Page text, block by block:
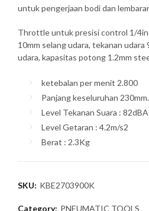
untuk pengerjaan bodi dan
Throttle untuk presisi control 1/
10mm selang udara, tekanan udara
udara, kapasitas potong 1.2mm
ketebalan per menit 2.800
Panjang keseluruhan 230mm.
Level Tekanan Suara : 82dBA
Level Getaran : 4.2m/s2
Berat : 2.3Kg
SKU: KBE2703900K
Category: PNEUMATIC TOOLS